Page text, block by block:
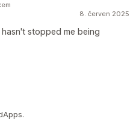
8. červen 2025
hasn't stopped me being